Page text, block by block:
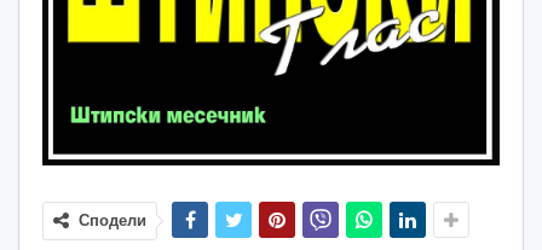
Сподели